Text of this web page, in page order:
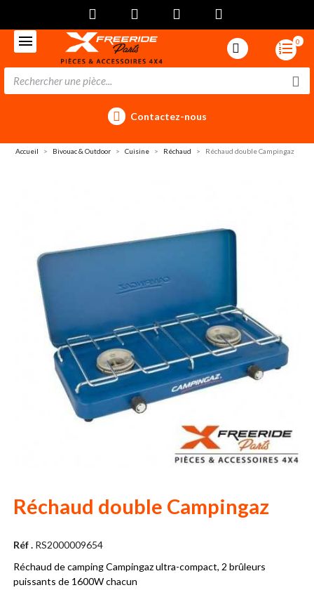
0
Contactez-nous
Accueil Bivouac & Outdoor Cuisine Réchaud Réchaud double Campingaz
Réchaud double Campingaz
Réf . RS2000009654
Réchaud de camping Campingaz ultra-compact, 2 brûleurs
puissants de 1600W chacun